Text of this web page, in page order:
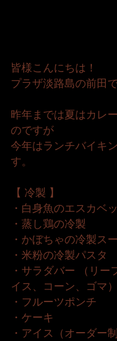
皆様こんにちは！
プラザ淡路島の前田
昨年までは夏はカレ
のですが
今年はランチバイキ
す。
【 冷製 】
・白身魚のエスカベ
・蒸し鶏の冷製
・かぼちゃの冷製ス
・米粉の冷製パスタ
・サラダバー （リ
イス、コーン、ゴマ
・フルーツポンチ
・ケーキ
・アイス（オーダー